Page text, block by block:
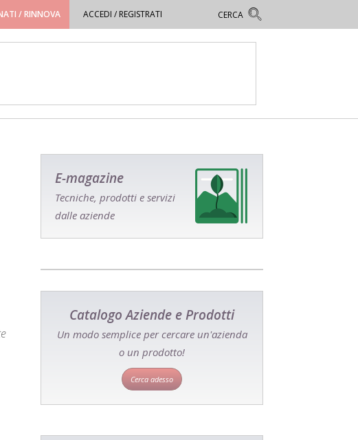
/ RINNOVA ACCEDI / REGISTRATI
E-magazine
Tecniche, prodotti e servizi
dalle aziende
Catalogo Aziende e Prodotti
Un modo semplice per cercare un'azienda
o un prodotto!
Cerca adesso